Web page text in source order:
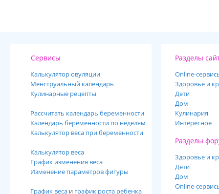
Сервисы
Калькулятор овуляции
Менструальный календарь
Кулинарные рецепты
Рассчитать календарь беременности
Календарь беременности по неделям
Калькулятор веса при беременности
Калькулятор веса
График изменения веса
Изменение параметров фигуры
График веса и график роста ребенка
Разделы
Online-
Здоровье и
Дети
Дом
Кулинария
Интересное
Разделы
Здоровье и
Дети
Дом
Online-